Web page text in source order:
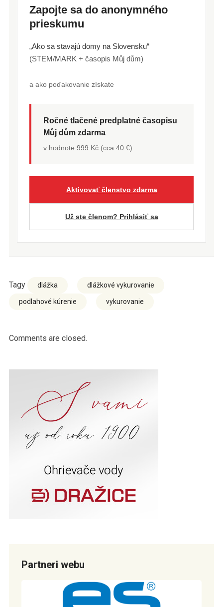
Zapojte sa do anonymného
prieskumu
„Ako sa stavajú domy na Slovensku“
(STEM/MARK + časopis Můj dům)
a ako poďakovanie získate
Ročné tlačené predplatné časopisu
Můj dům zdarma
v hodnote 999 Kč (cca 40 €)
Aktivovať členstvo zdarma
Už ste členom? Prihlásiť sa
Tagy dlážka dlážkové vykurovanie
podlahové kúrenie vykurovanie
Comments are closed.
Partneri webu